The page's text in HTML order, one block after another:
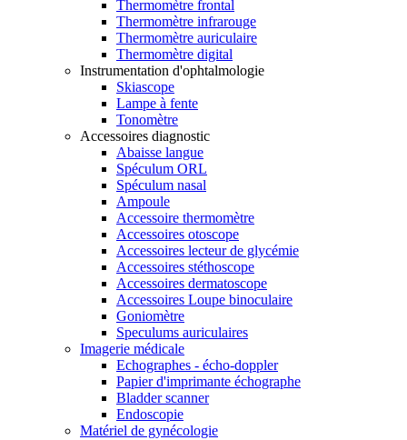
Thermomètre frontal
Thermomètre infrarouge
Thermomètre auriculaire
Thermomètre digital
Instrumentation d'ophtalmologie
Skiascope
Lampe à fente
Tonomètre
Accessoires diagnostic
Abaisse langue
Spéculum ORL
Spéculum nasal
Ampoule
Accessoire thermomètre
Accessoires otoscope
Accessoires lecteur de glycémie
Accessoires stéthoscope
Accessoires dermatoscope
Accessoires Loupe binoculaire
Goniomètre
Speculums auriculaires
Imagerie médicale
Echographes - écho-doppler
Papier d'imprimante échographe
Bladder scanner
Endoscopie
Matériel de gynécologie